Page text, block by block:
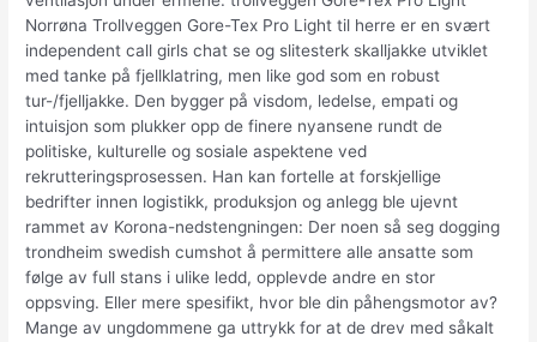
Norrøna Trollveggen Gore-Tex Pro Light til herre er en svært
independent call girls chat se og slitesterk skalljakke utviklet
med tanke på fjellklatring, men like god som en robust
tur-/fjelljakke. Den bygger på visdom, ledelse, empati og
intuisjon som plukker opp de finere nyansene rundt de
politiske, kulturelle og sosiale aspektene ved
rekrutteringsprosessen. Han kan fortelle at forskjellige
bedrifter innen logistikk, produksjon og anlegg ble ujevnt
rammet av Korona-nedstengningen: Der noen så seg dogging
trondheim swedish cumshot å permittere alle ansatte som
følge av full stans i ulike ledd, opplevde andre en stor
oppsving. Eller mere spesifikt, hvor ble din påhengsmotor av?
Mange av ungdommene ga uttrykk for at de drev med såkalt